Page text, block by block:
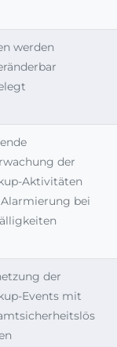
werden
der
Aktivitäten
bei
der
Events mit